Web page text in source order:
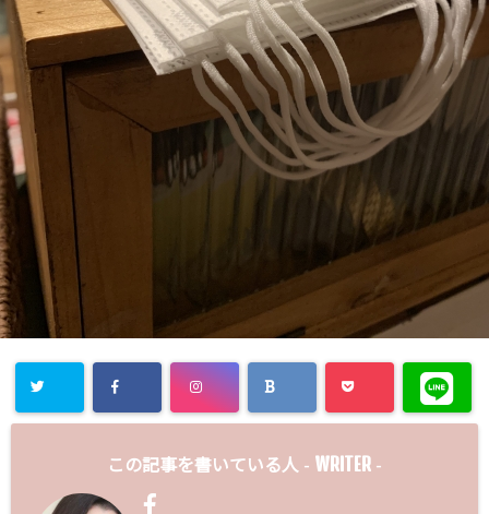
この記事を書いている人 - WRITER -